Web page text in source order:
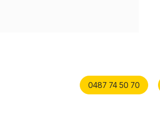
0487 74 50 70